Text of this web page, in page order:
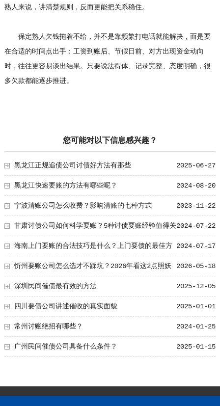
熟人来说，讲清楚规则，反而更能把关系稳住。
保定熟人欠钱拖着不给，并不是靠频繁打电话就能解决，而是要
在合适的时间点出手：工资到账后、节假日前、对方出现资金动向
时，往往更容易谈出结果。只要说法得体、记录完整、态度明确，很
多欠款都能逐步推进。
您可能对以下信息感兴趣？
2025-06-27
黑龙江正规追债公司讨债好方法有那些
2024-08-20
黑龙江快速要账的方法有哪些呢？
2023-11-22
宁波清账公司怎么收费？影响清账的七种方式
2024-07-22
甘肃讨债公司如何科学要账？5种讨债要账经验值得关
注！ 2024-07-17
海南上门要账的合法技巧是什么？上门要债的最佳方
法！ 2026-05-18
忻州要账公司怎么选才不踩坑？2026年看这2点照妖
镜 2025-12-05
深圳民间催债最有效的方法
2025-01-01
四川要债公司讲述催收的真实面貌
2024-01-25
常州讨账绝招有哪些？
2025-01-15
广州民间催债公司具备什么条件？